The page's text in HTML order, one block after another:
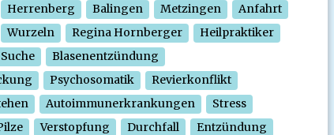
Herrenberg Balingen Metzingen
Anfahrt
Wurzeln Regina Hornberger
Heilpraktiker
Suche
Blasenentzündung
Psychosomatik
Revierkonflikt
Autoimmunerkrankungen
Stress
Verstopfung Durchfall
Entzündung